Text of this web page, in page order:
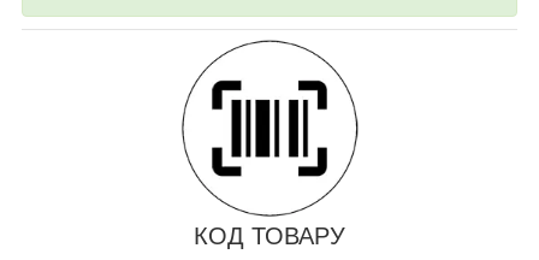
КОД ТОВАРУ